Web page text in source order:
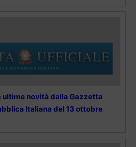
ultime novità dalla Gazzetta
Italiana del 13 ottobre